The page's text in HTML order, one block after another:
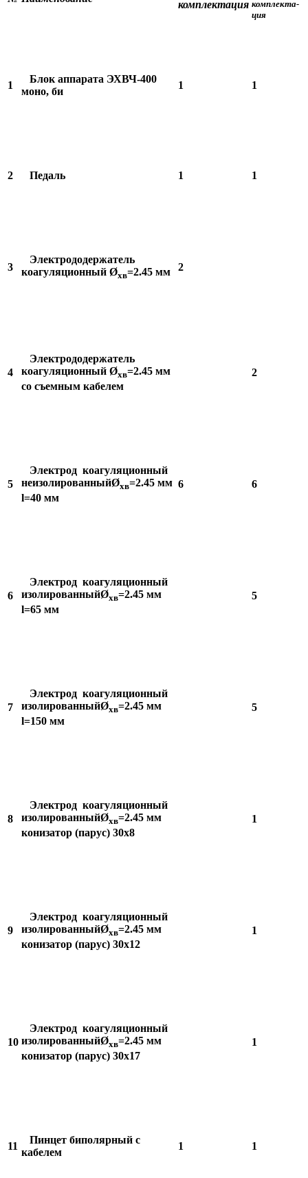
комплектация комплекта-
ция
1
Блок аппарата ЭХВЧ-400
моно, би
1 1
2 Педаль 1 1
3
Электрододержатель
коагуляционный Øхв=2.45 мм 2
4
Электрододержатель
коагуляционный Øхв=2.45 мм
со съемным кабелем
2
5
Электрод коагуляционный
неизолированныйØхв=2.45 мм
l=40 мм
6 6
6
Электрод коагуляционный
изолированныйØхв=2.45 мм
l=65 мм
5
7
Электрод коагуляционный
изолированныйØхв=2.45 мм
l=150 мм
5
8
Электрод коагуляционный
изолированныйØхв=2.45 мм
конизатор (парус) 30х8
1
9
Электрод коагуляционный
изолированныйØхв=2.45 мм
конизатор (парус) 30х12
1
10
Электрод коагуляционный
изолированныйØхв=2.45 мм
конизатор (парус) 30х17
1
11
Пинцет биполярный с
кабелем
1 1